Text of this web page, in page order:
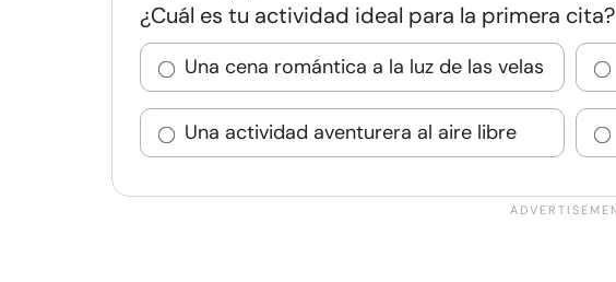
¿Cuál es tu actividad ideal para la primera cita?
Una cena romántica a la luz de las velas
Una actividad aventurera al aire libre